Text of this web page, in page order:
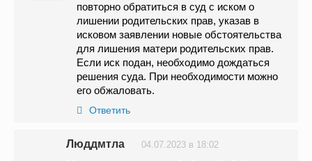
повторно обратиться в суд с иском о
лишении родительских прав, указав в
исковом заявлении новые обстоятельства
для лишения матери родительских прав.
Если иск подан, необходимо дождаться
решения суда. При необходимости можно
его обжаловать.
Ответить
Люддмтла 04.07.2023 в 18:02